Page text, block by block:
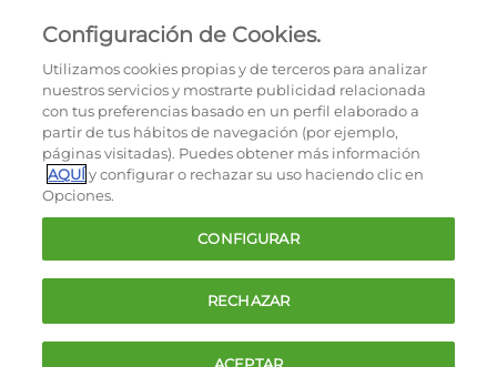
Cookies
Política de privacidad
Términos y condiciones de la oferta
Contacto
FAQ
Configuración de Cookies.
Utilizamos cookies propias y de terceros para analizar
nuestros servicios y mostrarte publicidad relacionada
con tus preferencias basado en un perfil elaborado a
partir de tus hábitos de navegación (por ejemplo,
páginas visitadas). Puedes obtener más información
AQUÍy configurar o rechazar su uso haciendo clic en
Opciones.
CONFIGURAR
RECHAZAR